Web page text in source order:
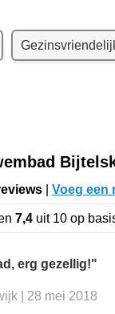
| Voeg een
7,4 uit 10 op
erg gezellig!"
| 28 mei 2018